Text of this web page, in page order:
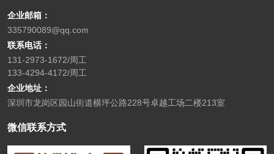
企业邮箱：
335790089@qq.com
联系电话：
131-2973-1672/周工
133-4294-4172/周工
企业地址：
深圳市龙岗区园山街道横坪公路228号卓越工场二楼213室
微信联系方式